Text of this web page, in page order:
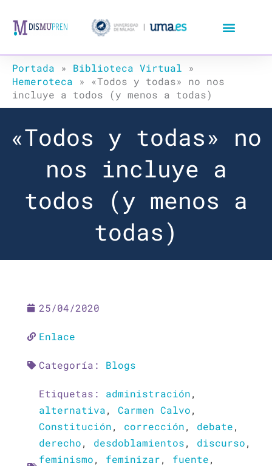
Portada » Biblioteca Virtual »
Hemeroteca » «Todos y todas» no nos
incluye a todos (y menos a todas)
«Todos y todas» no
nos incluye a
todos (y menos a
todas)
25/04/2020
Enlace
Categoría: Blogs
Etiquetas: administración,
alternativa, Carmen Calvo,
Constitución, corrección, debate,
derecho, desdoblamientos, discurso,
feminismo, feminizar, fuente,